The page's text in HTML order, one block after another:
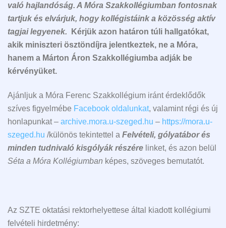
való hajlandóság. A Móra Szakkollégiumban fontosnak
tartjuk és elvárjuk, hogy kollégistáink a közösség aktív
tagjai legyenek.
Kérjük azon határon túli hallgatókat,
akik miniszteri ösztöndíjra jelentkeztek, ne a Móra,
hanem a Márton Áron Szakkollégiumba adják be
kérvényüket.
Ajánljuk a Móra Ferenc Szakkollégium iránt érdeklődők
szíves figyelmébe Facebook oldalunkat, valamint régi és új
honlapunkat – archive.mora.u-szeged.hu – https://mora.u-
szeged.hu /különös tekintettel a Felvételi, gólyatábor és
minden tudnivaló kisgólyák részére linket, és azon belül
Séta a Móra Kollégiumban képes, szöveges bemutatót.
Az SZTE oktatási rektorhelyettese által kiadott kollégiumi
felvételi hirdetmény: